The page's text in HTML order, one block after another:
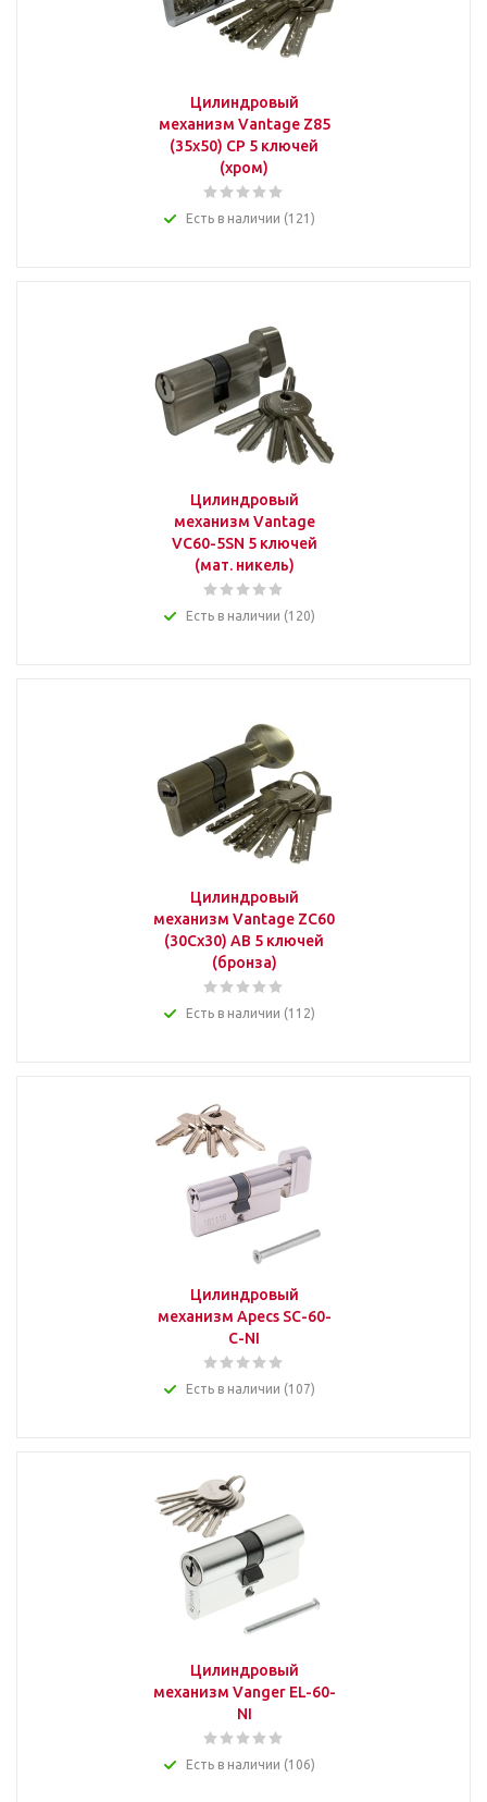
Цилиндровый
механизм Vantage Z85
(35x50) СР 5 ключей
(хром)
Есть в наличии (121)
Цилиндровый
механизм Vantage
VC60-5SN 5 ключей
(мат. никель)
Есть в наличии (120)
Цилиндровый
механизм Vantage ZC60
(30Cx30) AB 5 ключей
(бронза)
Есть в наличии (112)
Цилиндровый
механизм Apecs SC-60-
C-NI
Есть в наличии (107)
Цилиндровый
механизм Vanger EL-60-
NI
Есть в наличии (106)